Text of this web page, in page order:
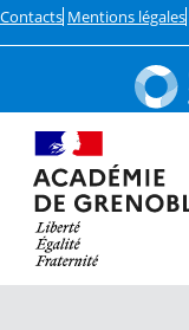
Contacts Mentions légales